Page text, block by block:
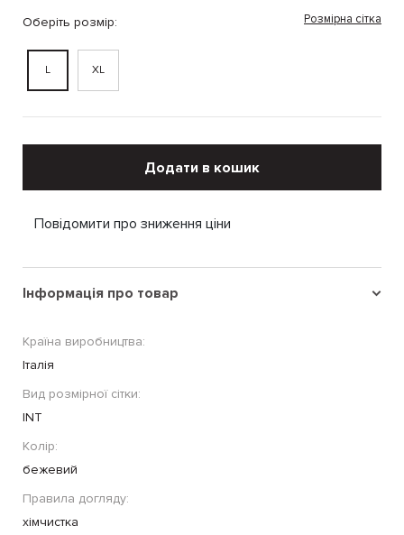
Оберіть розмір:
L XL
Розмірна сітка
Додати в кошик
Повідомити про зниження ціни
Інформація про товар
Країна виробництва:
Італія
Вид розмірної сітки:
INT
Колір:
бежевий
Правила догляду:
хімчистка